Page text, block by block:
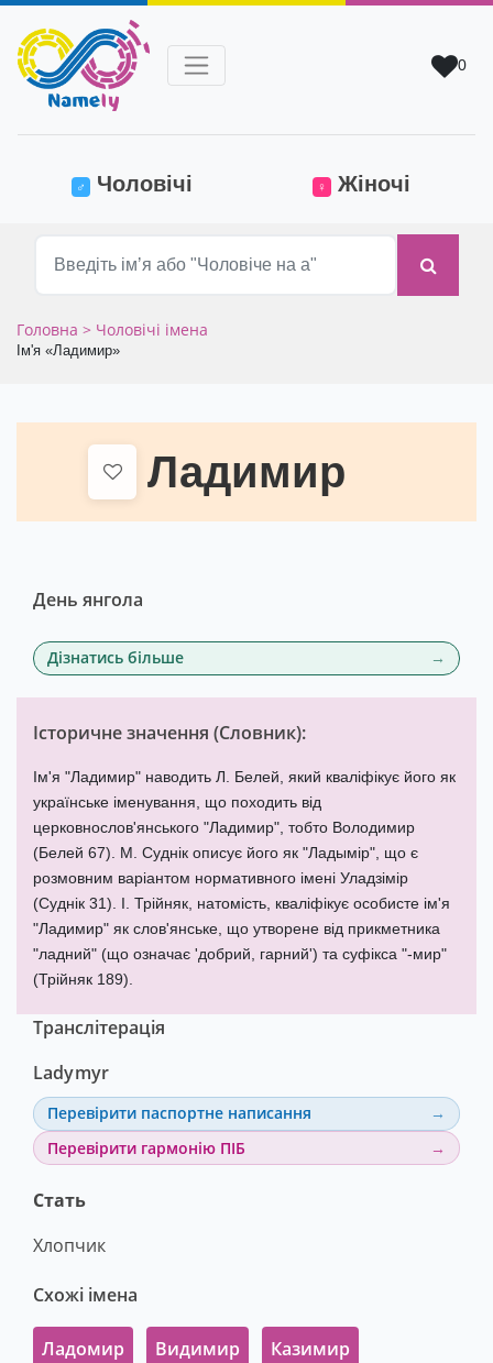
0
♂ Чоловічі ♀ Жіночі
Головна > Чоловічі імена
Ім'я «Ладимир»
Ладимир
День янгола
Дізнатись більше
Історичне значення (Словник):
Ім'я "Ладимир" наводить Л. Белей, який кваліфікує його як
українське іменування, що походить від
церковнослов'янського "Ладимир", тобто Володимир
(Белей 67). М. Суднік описує його як "Ладымір", що є
розмовним варіантом нормативного імені Уладзімір
(Суднік 31). І. Трійняк, натомість, кваліфікує особисте ім'я
"Ладимир" як слов'янське, що утворене від прикметника
"ладний" (що означає 'добрий, гарний') та суфікса "-мир"
(Трійняк 189).
Транслітерація
Ladymyr
Перевірити паспортне написання
Перевірити гармонію ПІБ
Стать
Хлопчик
Схожі імена
Ладомир Видимир Казимир